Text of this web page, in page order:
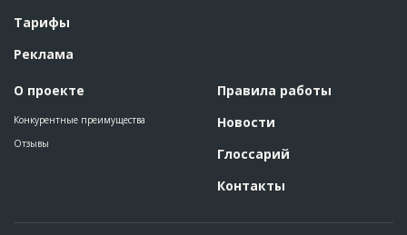
Тарифы
Реклама
О проекте
Конкурентные преимущества
Отзывы
Правила работы
Новости
Глоссарий
Контакты